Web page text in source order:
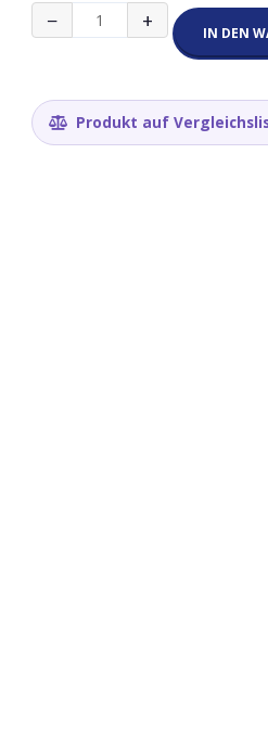
−
AAL
smart
+ IN DEN
Produkt auf